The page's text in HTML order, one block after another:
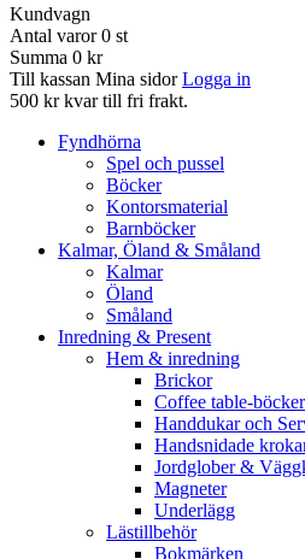
Kundvagn
Antal varor 0 st
Summa 0 kr
Till kassan Mina sidor Logga in
500 kr kvar till fri frakt.
Fyndhörna
Spel och pussel
Böcker
Kontorsmaterial
Barnböcker
Kalmar, Öland & Småland
Kalmar
Öland
Småland
Inredning & Present
Hem & inredning
Brickor
Coffee table-böcker
Handdukar och
Handsnidade
Jordglober &
Magneter
Underlägg
Lästillbehör
Bokmärken